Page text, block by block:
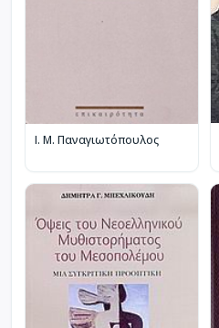
Ι. Μ. Παναγιωτόπουλος